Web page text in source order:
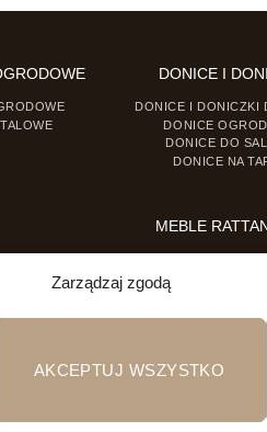
Zarządzaj zgodą
AKCEPTUJ WSZYSTKO
DONICE I
DONICE I DONICZKI
DONICE
DONICE DO
DONICE NA
MEBLE
KRZESŁA